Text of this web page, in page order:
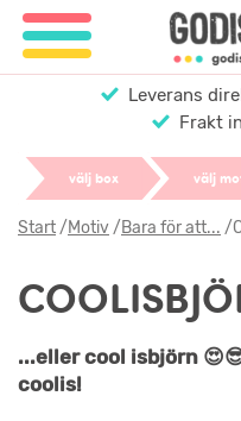
Leverans
Frakt
välj box välj
Start/Motiv/Bara för att... /
...eller cool isbjörn
coolis!